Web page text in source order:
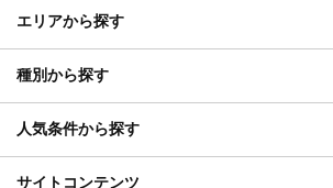
エリアから探す
種別から探す
人気条件から探す
サイトコンテンツ